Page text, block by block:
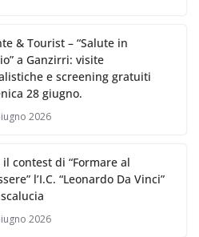
& Tourist – “Salute in
a Ganzirri: visite
e screening gratuiti
28 giugno.
2026
il contest di “Formare al
l’I.C. “Leonardo Da Vinci”
2026